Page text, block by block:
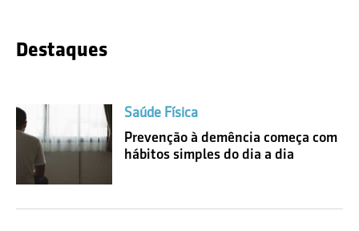
Destaques
Saúde Física
Prevenção à demência começa com
hábitos simples do dia a dia